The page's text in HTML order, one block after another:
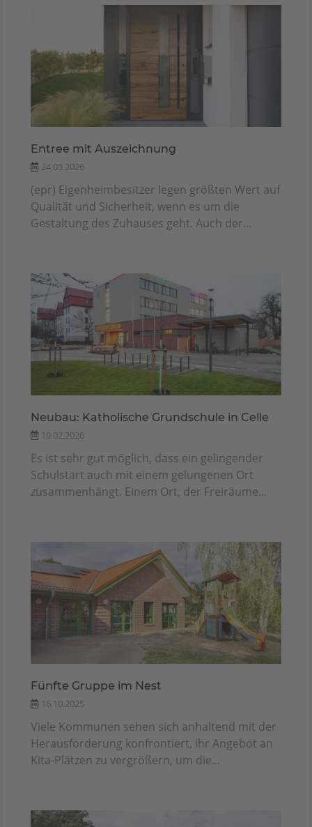
Entree mit Auszeichnung
24.03.2026
(epr) Eigenheimbesitzer legen größten Wert auf
Qualität und Sicherheit, wenn es um die
Gestaltung des Zuhauses geht. Auch der...
Neubau: Katholische Grundschule in Celle
19.02.2026
Es ist sehr gut möglich, dass ein gelingender
Schulstart auch mit einem gelungenen Ort
zusammenhängt. Einem Ort, der Freiräume...
Fünfte Gruppe im Nest
16.10.2025
Viele Kommunen sehen sich anhaltend mit der
Herausforderung konfrontiert, ihr Angebot an
Kita-Plätzen zu vergrößern, um die...